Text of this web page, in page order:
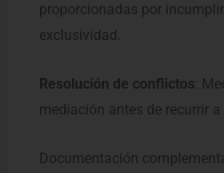
proporcionadas por
exclusividad.
Resolución de conflictos :
mediación antes de recurrir a
Documentación